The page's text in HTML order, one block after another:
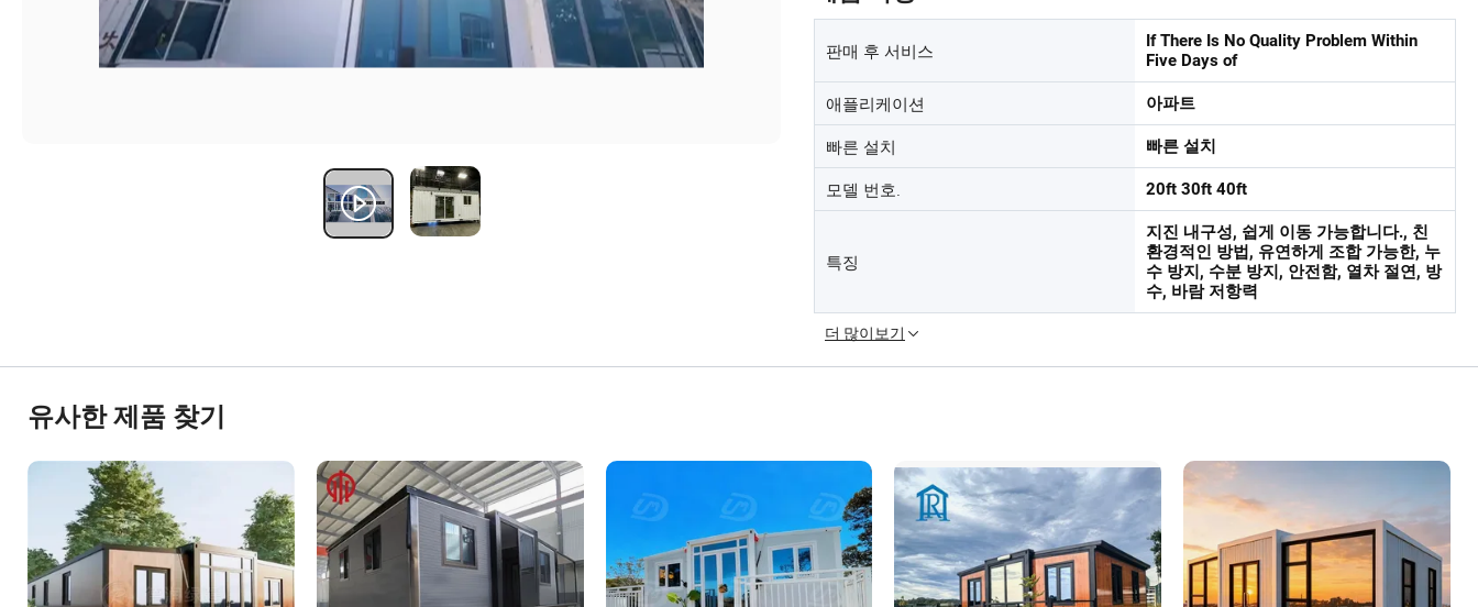
판매 후 서비스
If There Is No Quality Problem Within
Five Days of
애플리케이션 아파트
빠른 설치 빠른 설치
모델 번호. 20ft 30ft 40ft
특징
지진 내구성, 쉽게 이동 가능합니다., 친
환경적인 방법, 유연하게 조합 가능한, 누
수 방지, 수분 방지, 안전함, 열차 절연, 방
수, 바람 저항력
더 많이보기
유사한 제품 찾기